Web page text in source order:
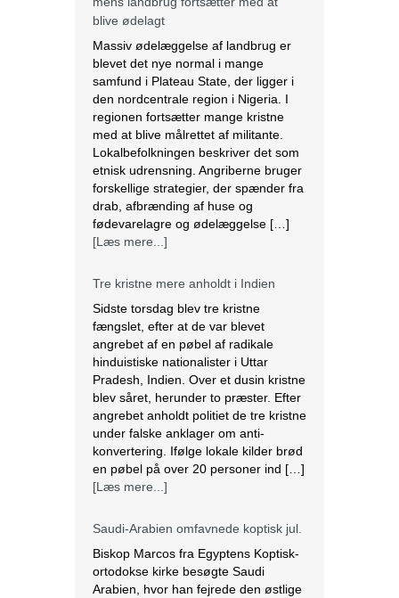
etnisk udrensning. Angriberne bruger
forskellige strategier, der spænder fra
drab, afbrænding af huse og
fødevarelagre og ødelæggelse […]
[Læs mere...]
Tre kristne mere anholdt i Indien
Sidste torsdag blev tre kristne
fængslet, efter at de var blevet
angrebet af en pøbel af radikale
hinduistiske nationalister i Uttar
Pradesh, Indien. Over et dusin kristne
blev såret, herunder to præster. Efter
konvertering. Ifølge lokale kilder brød
en pøbel på over 20 personer ind […]
[Læs mere...]
Saudi-Arabien omfavnede koptisk jul.
Biskop Marcos fra Egyptens Koptisk-
ortodokse kirke besøgte Saudi
Arabien, hvor han fejrede den østlige
juleliturgi sammen med 3.000
koptiske kristne bosiddende i landet.
Dette var den første offentlige
pilgrimsfærdsstederne Mekka og
Medina. Marcos besøgte Saudi
Arabien første gang i 2012 for at
hjælpe med at […][Læs mere...]